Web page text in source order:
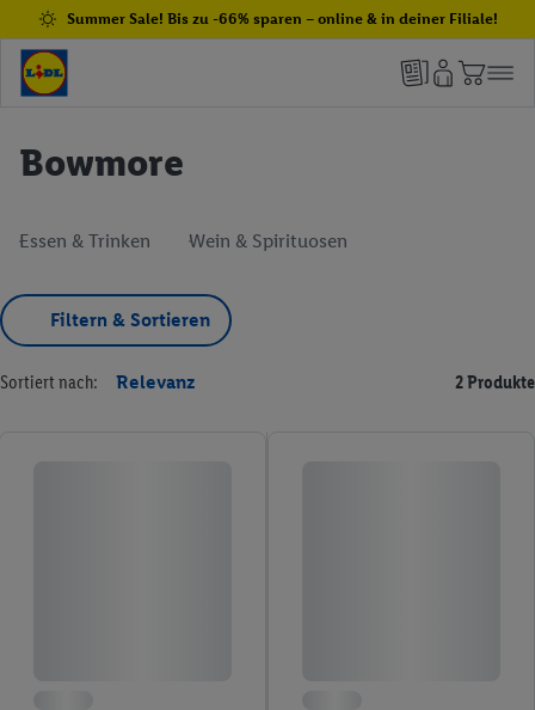
Summer Sale! Bis zu -66% sparen – online & in deiner Filiale!
Bowmore
Essen & Trinken Wein & Spirituosen
Filtern & Sortieren
Sortiert nach: Relevanz 2 Produkte